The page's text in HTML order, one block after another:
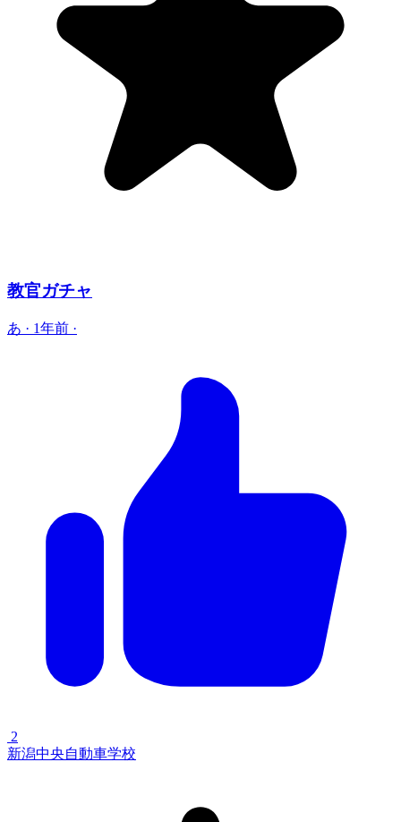
教官ガチャ
あ · 1年前 ·
2
新潟中央自動車学校